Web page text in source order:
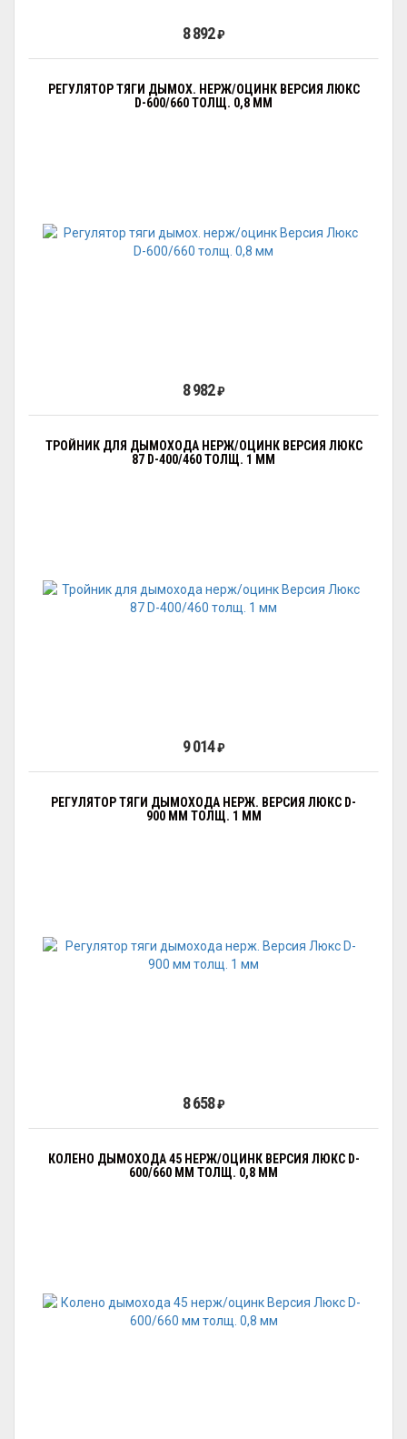
8 892₽
РЕГУЛЯТОР ТЯГИ ДЫМОХ. НЕРЖ/ОЦИНК ВЕРСИЯ ЛЮКС
D-600/660 ТОЛЩ. 0,8 ММ
8 982₽
ТРОЙНИК ДЛЯ ДЫМОХОДА НЕРЖ/ОЦИНК ВЕРСИЯ ЛЮКС
87 D-400/460 ТОЛЩ. 1 ММ
9 014₽
РЕГУЛЯТОР ТЯГИ ДЫМОХОДА НЕРЖ. ВЕРСИЯ ЛЮКС D-
900 ММ ТОЛЩ. 1 ММ
8 658₽
КОЛЕНО ДЫМОХОДА 45 НЕРЖ/ОЦИНК ВЕРСИЯ ЛЮКС D-
600/660 ММ ТОЛЩ. 0,8 ММ